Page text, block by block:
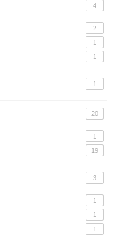
4
2
1
1
1
20
1
19
3
1
1
1